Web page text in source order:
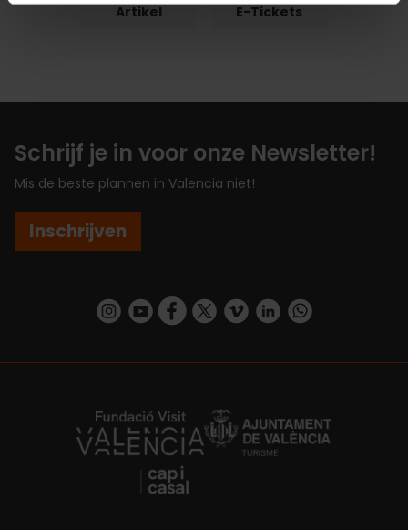
Artikel E-Tickets
Schrijf je in voor onze Newsletter!
Mis de beste plannen in Valencia niet!
Inschrijven
https://www.instagram.com/visit_valencia/
https://www.youtube.com/user/
https://www.facebook.com/
https://twitter.com/
https://vimeo.com/
https://www.linkedin.com/company/turismo-valencia/https://api.whatsapp.com/send/
https://fundacion.visitvalencia.com/